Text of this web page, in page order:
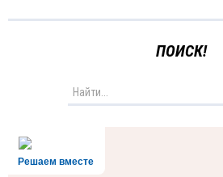
ПОИСК!
Решаем вместе